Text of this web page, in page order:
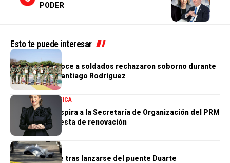
PODER
Esto te puede interesar
NACIONALES
Ejército reconoce a soldados rechazaron soborno durante
operativo en Santiago Rodríguez
NACIONALES POLÍTICA
Gloria Reyes aspira a la Secretaría de Organización del PRM
con una propuesta de renovación
NACIONALES
Hombre muere tras lanzarse del puente Duarte